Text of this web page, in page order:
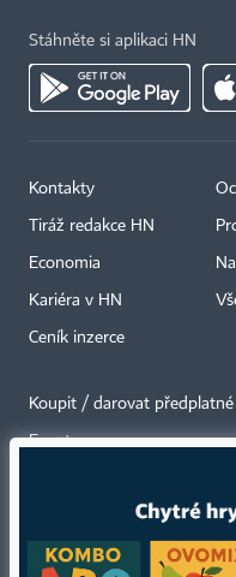
Stáhněte si aplikaci HN
Kontakty
Tiráž redakce HN
Economia
Kariéra v HN
Ceník inzerce
Koupit / darovat předplatné
Eventy